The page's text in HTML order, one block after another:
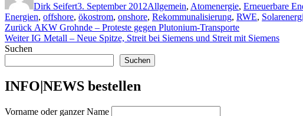
Dirk Seifert3. September 2012Allgemein, Atomenergie, Erneuerbare
Energien, offshore, ökostrom, onshore, Rekommunalisierung, RWE,
Beitragsnavigation
Zurück Vorheriger
Beitrag:
AKW Grohnde – Proteste gegen Plutonium-Transporte
Weiter Nächster
Beitrag:
IG Metall – Neue Spitze, Streit bei Siemens und Streit mit Siemens
Suchen
Suchen
INFO|NEWS bestellen
Vorname oder ganzer Name